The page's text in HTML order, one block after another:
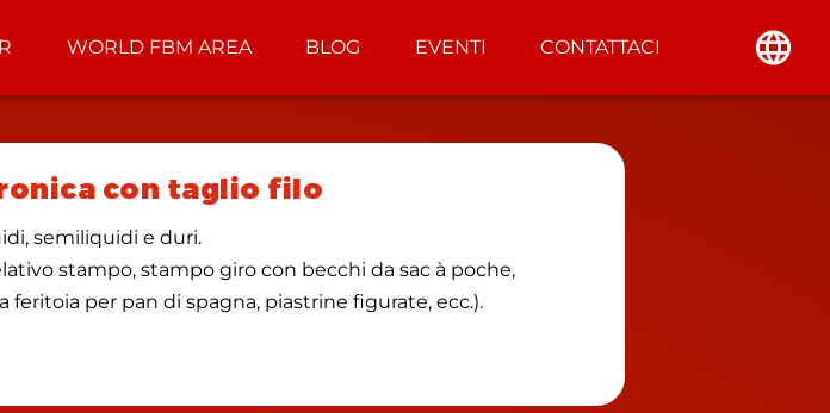
WORLD FBM AREA BLOG EVENTI CONTATTACI
con taglio filo
semiliquidi e duri.
stampo, stampo giro con becchi da sac à poche,
per pan di spagna, piastrine figurate, ecc.).